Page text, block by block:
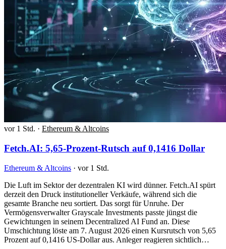
vor 1 Std. · Ethereum & Altcoins
Fetch.AI: 5,65-Prozent-Rutsch auf 0,1416 Dollar
Ethereum & Altcoins · vor 1 Std.
Die Luft im Sektor der dezentralen KI wird dünner. Fetch.AI spürt
derzeit den Druck institutioneller Verkäufe, während sich die
gesamte Branche neu sortiert. Das sorgt für Unruhe. Der
Vermögensverwalter Grayscale Investments passte jüngst die
Gewichtungen in seinem Decentralized AI Fund an. Diese
Umschichtung löste am 7. August 2026 einen Kursrutsch von 5,65
Prozent auf 0,1416 US-Dollar aus. Anleger reagieren sichtlich…